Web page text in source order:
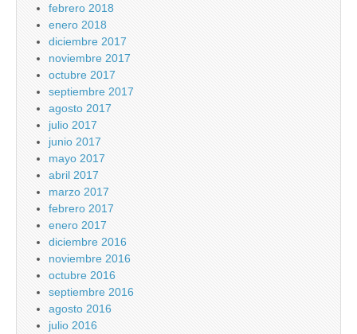
febrero 2018
enero 2018
diciembre 2017
noviembre 2017
octubre 2017
septiembre 2017
agosto 2017
julio 2017
junio 2017
mayo 2017
abril 2017
marzo 2017
febrero 2017
enero 2017
diciembre 2016
noviembre 2016
octubre 2016
septiembre 2016
agosto 2016
julio 2016